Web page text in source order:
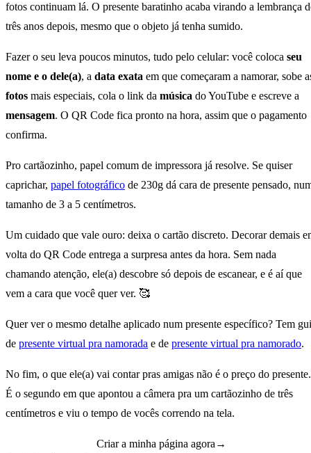
fotos continuam lá. O presente baratinho acaba virando a lembrança
três anos depois, mesmo que o objeto já tenha sumido.
Fazer o seu leva poucos minutos, tudo pelo celular: você coloca seu
nome e o dele(a), a data exata em que começaram a namorar, sobe
fotos mais especiais, cola o link da música do YouTube e escreve a
mensagem. O QR Code fica pronto na hora, assim que o pagamento
confirma.
Pro cartãozinho, papel comum de impressora já resolve. Se quiser
caprichar, papel fotográfico de 230g dá cara de presente pensado,
tamanho de 3 a 5 centímetros.
Um cuidado que vale ouro: deixa o cartão discreto. Decorar demais
volta do QR Code entrega a surpresa antes da hora. Sem nada
chamando atenção, ele(a) descobre só depois de escanear, e é aí que
vem a cara que você quer ver. 🥰
Quer ver o mesmo detalhe aplicado num presente específico? Tem
de presente virtual pra namorada e de presente virtual pra namorado.
No fim, o que ele(a) vai contar pras amigas não é o preço do presente.
É o segundo em que apontou a câmera pra um cartãozinho de três
centímetros e viu o tempo de vocês correndo na tela.
Criar a minha página agora→